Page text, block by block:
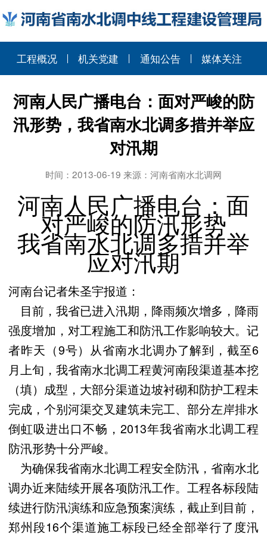
工程概况 机关党建 通知公告 媒体关注
河南人民广播电台：面对严峻的防
汛形势，我省南水北调多措并举应
对汛期
时间：2013-06-19 来源：河南省南水北调网
河南人民广播电台：面
对严峻的防汛形势
我省南水北调多措并举
应对汛期
河南台记者朱圣宇报道：
目前，我省已进入汛期，降雨频次增多，降雨
强度增加，对工程施工和防汛工作影响较大。记
者昨天（9号）从省南水北调办了解到，截至6
月上旬，我省南水北调工程黄河南段渠道基本挖
（填）成型，大部分渠道边坡衬砌和防护工程未
完成，个别河渠交叉建筑未完工、部分左岸排水
倒虹吸进出口不畅，2013年我省南水北调工程
防汛形势十分严峻。
为确保我省南水北调工程安全防汛，省南水北
调办近来陆续开展各项防汛工作。工程各标段陆
续进行防汛演练和应急预案演练，截止到目前，
郑州段16个渠道施工标段已经全部举行了度汛